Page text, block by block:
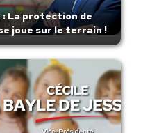
: La protection de
joue sur le terrain !